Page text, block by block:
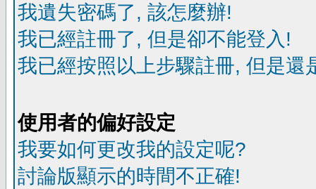
我遺失密碼了, 該怎麼辦!
我已經註冊了, 但是卻不能登入!
我已經按照以上步驟註冊, 但是還
使用者的偏好設定
我要如何更改我的設定呢?
討論版顯示的時間不正確!